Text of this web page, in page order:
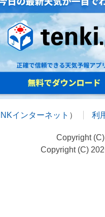
インターネット ） 利
Copyright
Copyright (C)